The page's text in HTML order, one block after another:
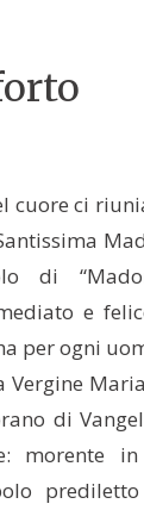
cuore ci
di
e
per ogni
Vergine
di
morente